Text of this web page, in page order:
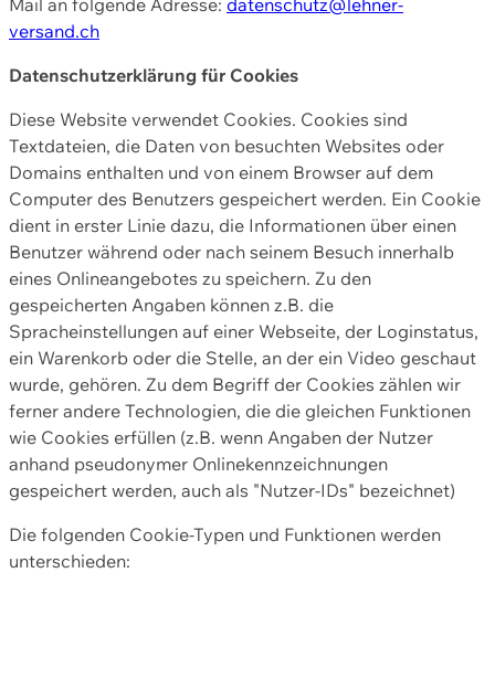
versand.ch
Datenschutzerklärung für Cookies
Diese Website verwendet Cookies. Cookies sind
Textdateien, die Daten von besuchten Websites oder
Domains enthalten und von einem Browser auf dem
Computer des Benutzers gespeichert werden. Ein Cookie
dient in erster Linie dazu, die Informationen über einen
Benutzer während oder nach seinem Besuch innerhalb
eines Onlineangebotes zu speichern. Zu den
gespeicherten Angaben können z.B. die
Spracheinstellungen auf einer Webseite, der Loginstatus,
ein Warenkorb oder die Stelle, an der ein Video geschaut
wurde, gehören. Zu dem Begriff der Cookies zählen wir
ferner andere Technologien, die die gleichen Funktionen
wie Cookies erfüllen (z.B. wenn Angaben der Nutzer
anhand pseudonymer Onlinekennzeichnungen
gespeichert werden, auch als "Nutzer-IDs" bezeichnet)
Die folgenden Cookie-Typen und Funktionen werden
unterschieden: